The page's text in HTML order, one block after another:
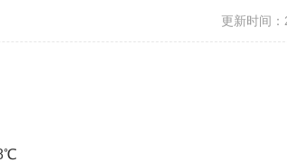
更新时间